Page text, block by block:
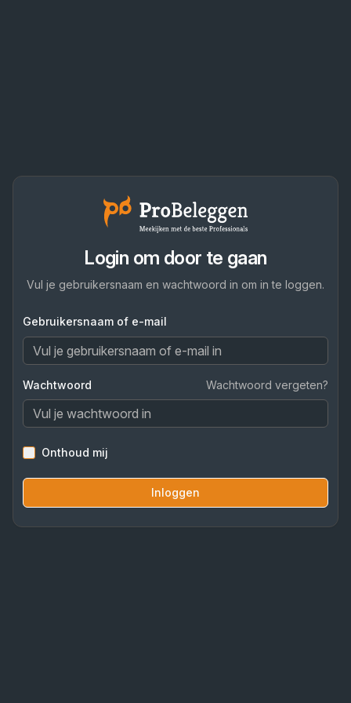
Login om door te gaan
Vul je gebruikersnaam en wachtwoord in om in te loggen.
Gebruikersnaam of e-mail
Wachtwoord Wachtwoord vergeten?
Onthoud mij
Inloggen